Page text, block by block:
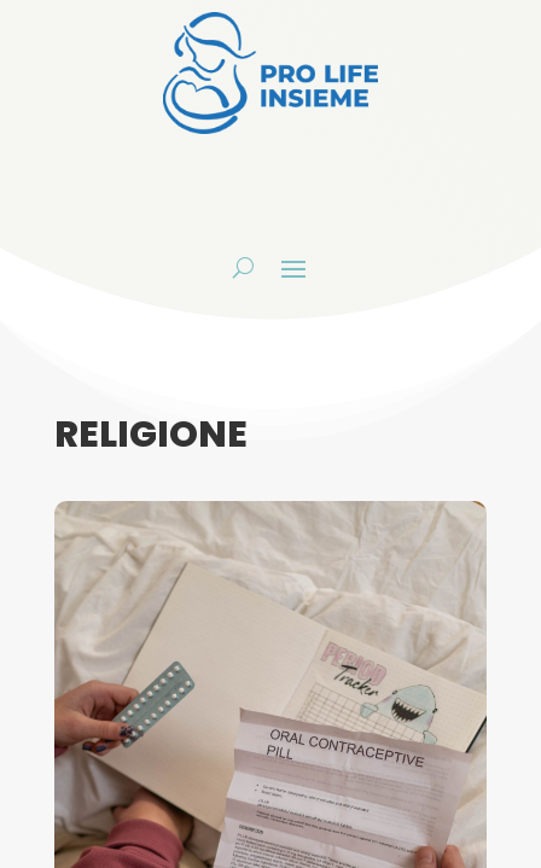
RELIGIONE